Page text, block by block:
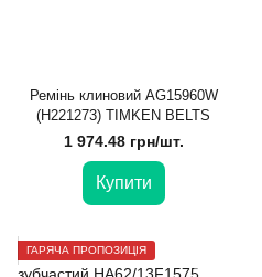
Ремінь клиновий AG15960W
(H221273) TIMKEN BELTS
1 974.48 грн/шт.
Купити
ГАРЯЧА ПРОПОЗИЦІЯ